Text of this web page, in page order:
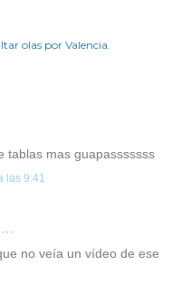
olas por Valencia.
tablas mas guapasssssss
las 9:41
no veía un vídeo de ese